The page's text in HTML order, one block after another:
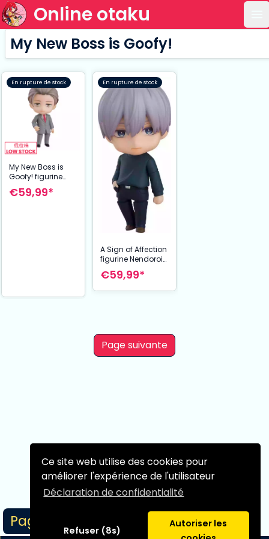
Ce site web utilise des cookies pour
améliorer l'expérience de l'utilisateur
Déclaration de confidentialité
Refuser (8s)
Autoriser les
Online otaku
Page 1/1
My New Boss is Goofy!
En rupture de stock
My New Boss is
Goofy! figurine
Nendoroid Yusei
Shirosaki 10 cm
€59,99*
En rupture de stock
A Sign of Affection
figurine Nendoroid
Itsuomi Nagi 10
cm
€59,99*
Page suivante